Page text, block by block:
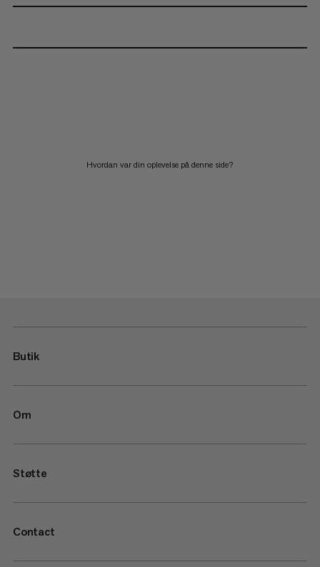
Hvordan var din oplevelse på denne side?
Butik
Om
Støtte
Contact